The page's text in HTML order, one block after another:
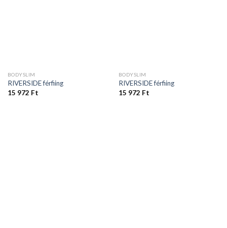
BODYSLIM
RIVERSIDE férfiing
15 972 Ft
BODYSLIM
RIVERSIDE férfiing
15 972 Ft